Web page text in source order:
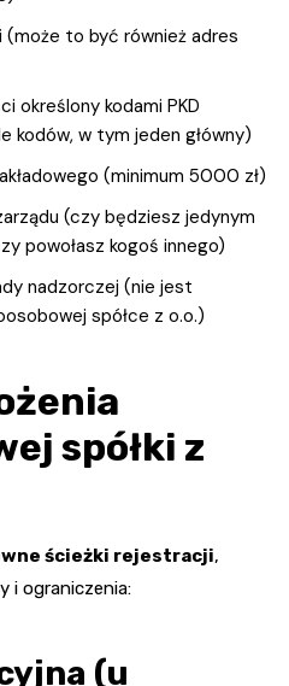
(może to być również adres
określony kodami PKD
kodów, w tym jeden główny)
(minimum 5000 zł)
(czy będziesz jedynym
powołasz kogoś innego)
nadzorczej (nie jest
spółce z o.o.)
spółki z
ścieżki rejestracji,
i ograniczenia:
(u